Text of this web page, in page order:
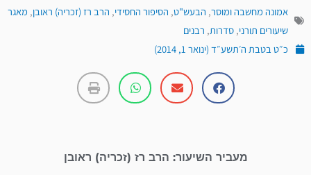
אמונה מחשבה ומוסר, הבעש"ט, הסיפור החסידי, הרב רז (זכריה) ראובן, מאגר
שיעורים תורני, סדרות, רבנים
כ״ט בטבת ה׳תשע״ד (ינואר 1, 2014)
מעביר השיעור: הרב רז (זכריה) ראובן